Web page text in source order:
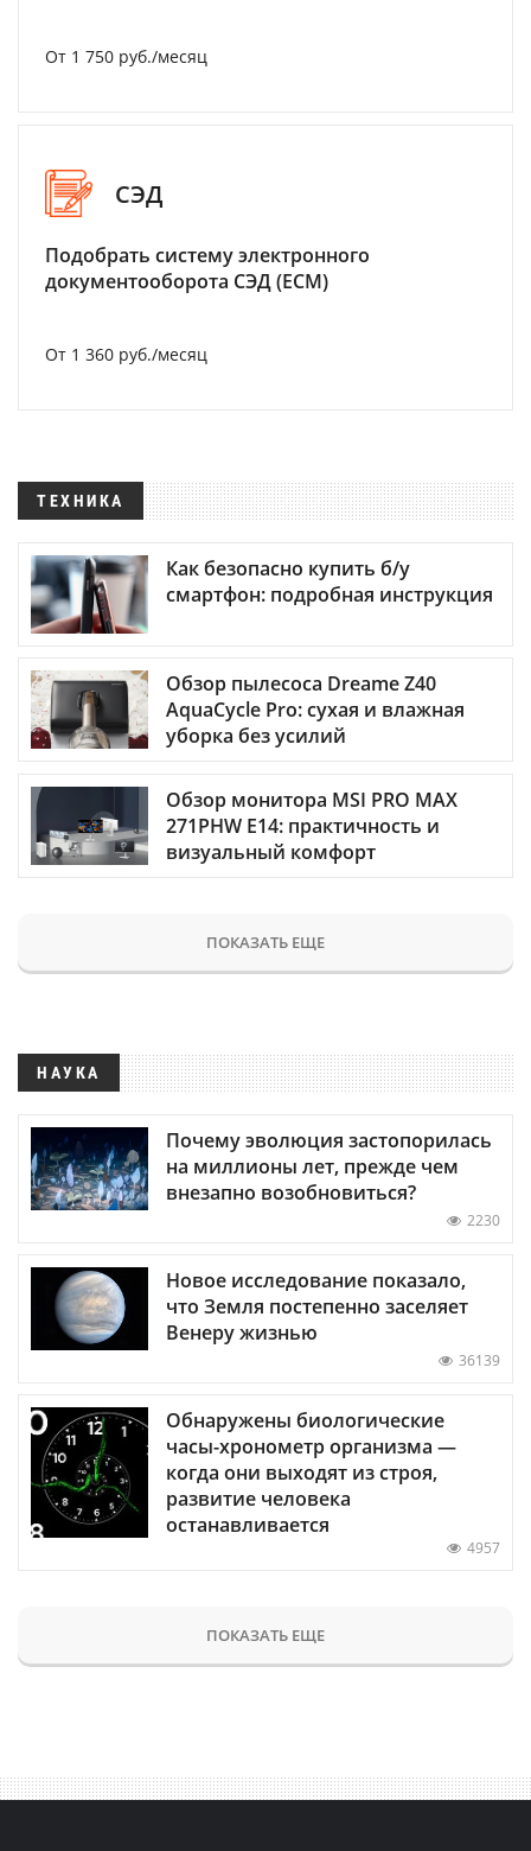
От 1 750 руб./месяц
СЭД
Подобрать систему электронного
документооборота СЭД (ECM)
От 1 360 руб./месяц
ТЕХНИКА
Как безопасно купить б/у
смартфон: подробная инструкция
Обзор пылесоса Dreame Z40
AquaCycle Pro: сухая и влажная
уборка без усилий
Обзор монитора MSI PRO MAX
271PHW E14: практичность и
визуальный комфорт
ПОКАЗАТЬ ЕЩЕ
НАУКА
Почему эволюция застопорилась
на миллионы лет, прежде чем
внезапно возобновиться?
2230
Новое исследование показало,
что Земля постепенно заселяет
Венеру жизнью
36139
Обнаружены биологические
часы-хронометр организма —
когда они выходят из строя,
развитие человека
останавливается
4957
ПОКАЗАТЬ ЕЩЕ